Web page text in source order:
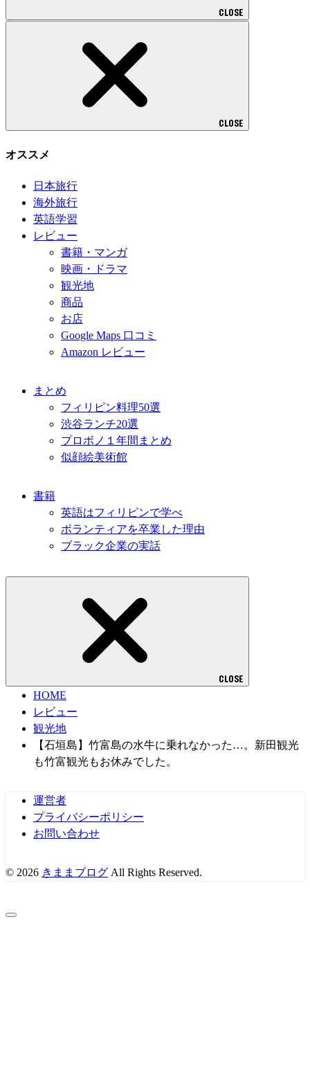
CLOSE
CLOSE
オススメ
日本旅行
海外旅行
英語学習
レビュー
書籍・マンガ
映画・ドラマ
観光地
商品
お店
Google Maps 口コミ
Amazon レビュー
まとめ
フィリピン料理50選
渋谷ランチ20選
プロボノ１年間まとめ
似顔絵美術館
書籍
英語はフィリピンで学べ
ボランティアを卒業した理由
ブラック企業の実話
CLOSE
HOME
レビュー
観光地
【石垣島】竹富島の水牛に乗れなかった…。新田観光
も竹富観光もお休みでした。
運営者
プライバシーポリシー
お問い合わせ
© 2026 きままブログ All Rights Reserved.